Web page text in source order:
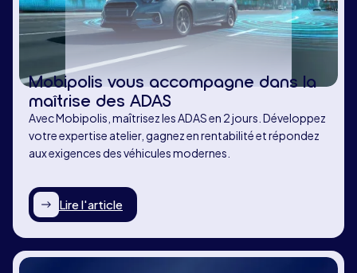
Mobipolis vous accompagne dans la
maîtrise des ADAS
Avec Mobipolis, maîtrisez les ADAS en 2 jours. Développez
votre expertise atelier, gagnez en rentabilité et répondez
aux exigences des véhicules modernes.
Lire l'article